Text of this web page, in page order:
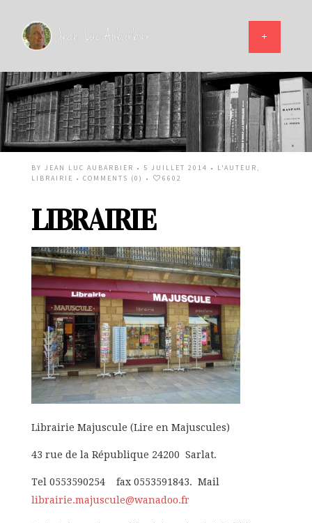
BY JEAN LUC AUBARBIER • 5 JUILLET 2014 • L'AUTEUR ,
LIBRAIRIE • COMMENTS (0) • 6602
LIBRAIRIE
Librairie Majuscule (Lire en Majuscules)
43 rue de la République 24200 Sarlat.
Tel 0553590254 fax 0553591843. Mail
librairie.majuscule@wanadoo.fr